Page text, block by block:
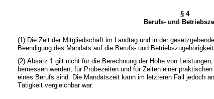
§ 4
Berufs- und
(1) Die Zeit der Mitgliedschaft im Landtag und in der
Beendigung des Mandats auf die Berufs- und
(2) Absatz 1 gilt nicht für die Berechnung der Höhe von
bemessen werden, für Probezeiten und für Zeiten einer
eines Berufs sind. Die Mandatszeit kann im letzteren Fall jedoch
Tätigkeit vergleichbar war.